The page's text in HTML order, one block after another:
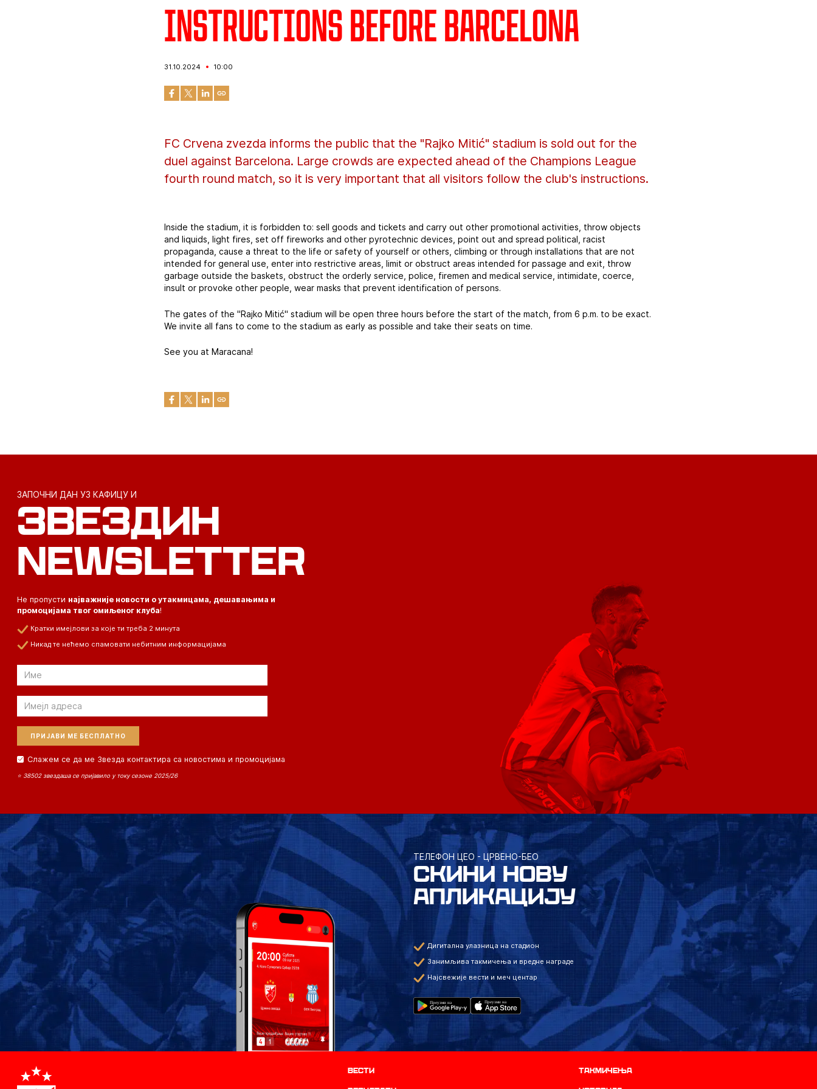
Instructions before Barcelona
31.10.2024 10:00
FC Crvena zvezda informs the public that the "Rajko Mitić" stadium is sold out for the
duel against Barcelona. Large crowds are expected ahead of the Champions League
fourth round match, so it is very important that all visitors follow the club's instructions.
Inside the stadium, it is forbidden to: sell goods and tickets and carry out other promotional activities, throw objects
and liquids, light fires, set off fireworks and other pyrotechnic devices, point out and spread political, racist
propaganda, cause a threat to the life or safety of yourself or others, climbing or through installations that are not
intended for general use, enter into restrictive areas, limit or obstruct areas intended for passage and exit, throw
garbage outside the baskets, obstruct the orderly service, police, firemen and medical service, intimidate, coerce,
insult or provoke other people, wear masks that prevent identification of persons.
The gates of the "Rajko Mitić" stadium will be open three hours before the start of the match, from 6 p.m. to be exact.
We invite all fans to come to the stadium as early as possible and take their seats on time.
See you at Maracana!
ЗАПОЧНИ ДАН УЗ КАФИЦУ И
ЗВЕЗДИН
NEWSLETTER
Не пропусти најважније новости о утакмицама, дешавањима и
промоцијама твог омиљеног клуба!
Кратки имејлови за које ти треба 2 минута
Никад те нећемо спамовати небитним информацијама
Email
Email
Слажем се да ме Звезда контактира са новостима и промоцијама
⭐ 38502 звездаша се пријавило у току сезоне 2025/26
ТЕЛЕФОН ЦЕО - ЦРВЕНО-БЕО
СКИНИ НОВУ
АПЛИКАЦИЈУ
Дигитална улазница на стадион
Занимљива такмичења и вредне награде
Најсвежије вести и меч центар
Вести Такмичења